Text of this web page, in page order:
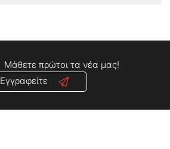
Μάθετε πρώτοι τα νέα μας!
Εγγραφείτε